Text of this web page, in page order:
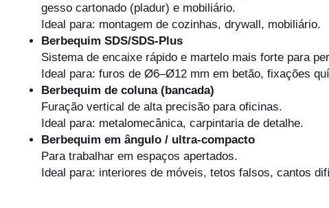
gesso cartonado (pladur) e mobiliário.
Ideal para: montagem de cozinhas, drywall, mobiliário.
Berbequim SDS/SDS-Plus
Sistema de encaixe rápido e martelo mais forte para
Ideal para: furos de Ø6–Ø12 mm em betão, fixações
Berbequim de coluna (bancada)
Furação vertical de alta precisão para oficinas.
Ideal para: metalomecânica, carpintaria de detalhe.
Berbequim em ângulo / ultra-compacto
Para trabalhar em espaços apertados.
Ideal para: interiores de móveis, tetos falsos, cantos